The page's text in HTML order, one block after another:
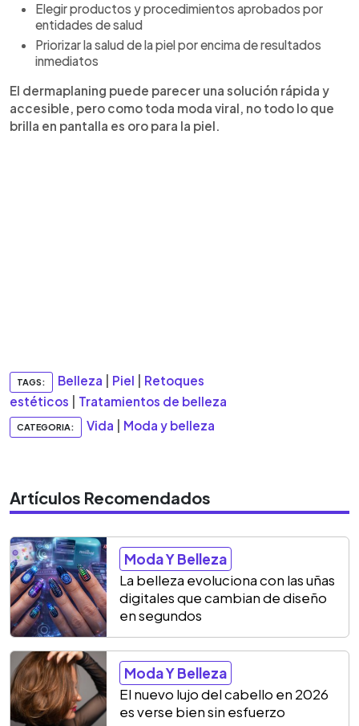
Elegir productos y procedimientos aprobados por
entidades de salud
Priorizar la salud de la piel por encima de resultados
inmediatos
El dermaplaning puede parecer una solución rápida y
accesible, pero como toda moda viral, no todo lo que
brilla en pantalla es oro para la piel.
TAGS: Belleza Piel
Retoques
estéticos
Tratamientos de belleza
CATEGORIA: Vida Moda y belleza
Artículos Recomendados
Moda Y Belleza
La belleza evoluciona con las uñas
digitales que cambian de diseño
en segundos
Moda Y Belleza
El nuevo lujo del cabello en 2026
es verse bien sin esfuerzo